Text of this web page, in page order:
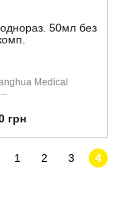
50мл без
Medical
грн
1 2 3 4